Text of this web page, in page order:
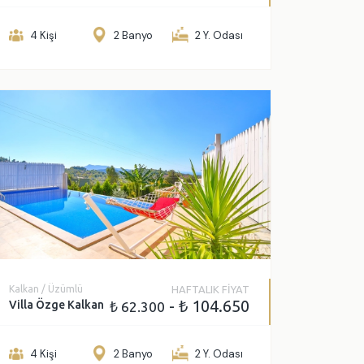
4 Kişi 2 Banyo 2 Y. Odası
Kalkan / Üzümlü
Villa Özge Kalkan
HAFTALIK FİYAT
₺ 62.300 - ₺ 104.650
4 Kişi 2 Banyo 2 Y. Odası